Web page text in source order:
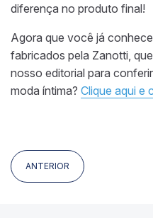
diferença no produto final!
Agora que você já
fabricados pela Zanotti,
nosso editorial para
moda íntima? Clique aqui e
ANTERIOR